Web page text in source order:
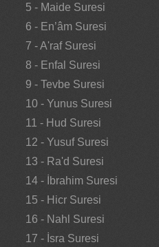
5 - Maide Suresi
6 - En’âm Suresi
7 - A'raf Suresi
8 - Enfal Suresi
9 - Tevbe Suresi
10 - Yunus Suresi
11 - Hud Suresi
12 - Yusuf Suresi
13 - Ra'd Suresi
14 - İbrahim Suresi
15 - Hicr Suresi
16 - Nahl Suresi
17 - İsra Suresi